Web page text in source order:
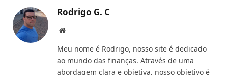
Rodrigo G. C
Website
Meu nome é Rodrigo, nosso site é dedicado
ao mundo das finanças. Através de uma
abordagem clara e objetiva, nosso objetivo é